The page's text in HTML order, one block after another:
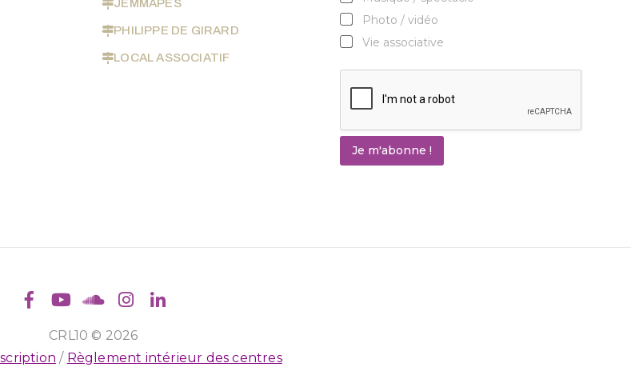
JEMMAPES
PHILIPPE DE GIRARD
LOCAL ASSOCIATIF
Photo / vidéo
Vie associative
Je m'abonne !
CRL10 © 2026
/ Règlement intérieur des centres